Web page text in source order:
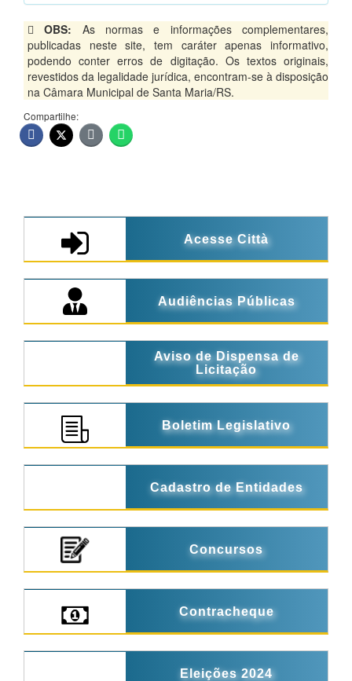
OBS: As normas e informações complementares,
publicadas neste site, tem caráter apenas informativo,
podendo conter erros de digitação. Os textos originais,
revestidos da legalidade jurídica, encontram-se à disposição
na Câmara Municipal de Santa Maria/RS.
Compartilhe:
Acesse Città
Audiências Públicas
Aviso de Dispensa de
Licitação
Boletim Legislativo
Cadastro de Entidades
Concursos
Contracheque
Eleições 2024